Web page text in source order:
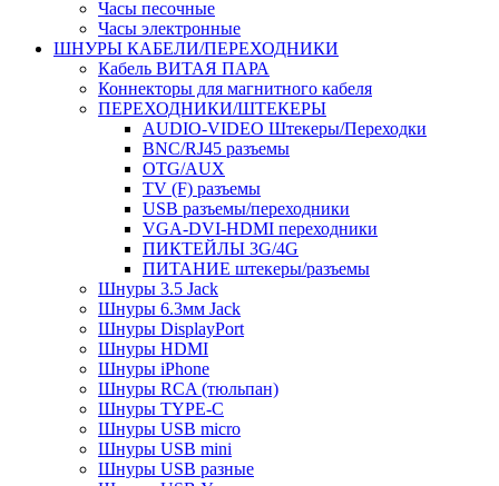
Часы песочные
Часы электронные
ШНУРЫ КАБЕЛИ/ПЕРЕХОДНИКИ
Кабель ВИТАЯ ПАРА
Коннекторы для магнитного кабеля
ПЕРЕХОДНИКИ/ШТЕКЕРЫ
AUDIO-VIDEO Штекеры/Переходки
BNC/RJ45 разъемы
OTG/AUX
TV (F) разъемы
USB разъемы/переходники
VGA-DVI-HDMI переходники
ПИКТЕЙЛЫ 3G/4G
ПИТАНИЕ штекеры/разъемы
Шнуры 3.5 Jack
Шнуры 6.3мм Jack
Шнуры DisplayPort
Шнуры HDMI
Шнуры iPhone
Шнуры RCA (тюльпан)
Шнуры TYPE-C
Шнуры USB micro
Шнуры USB mini
Шнуры USB разные